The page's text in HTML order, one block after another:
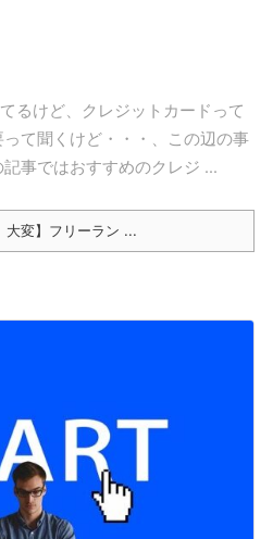
るけど、クレジットカードって
て聞くけど・・・、この辺の事
事ではおすすめのクレジ ...
大変】フリーラン ...